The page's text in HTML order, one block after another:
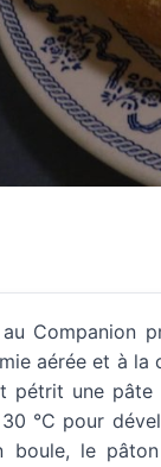
Companion
aérée et à la
pétrit une pâte
°C pour
boule, le